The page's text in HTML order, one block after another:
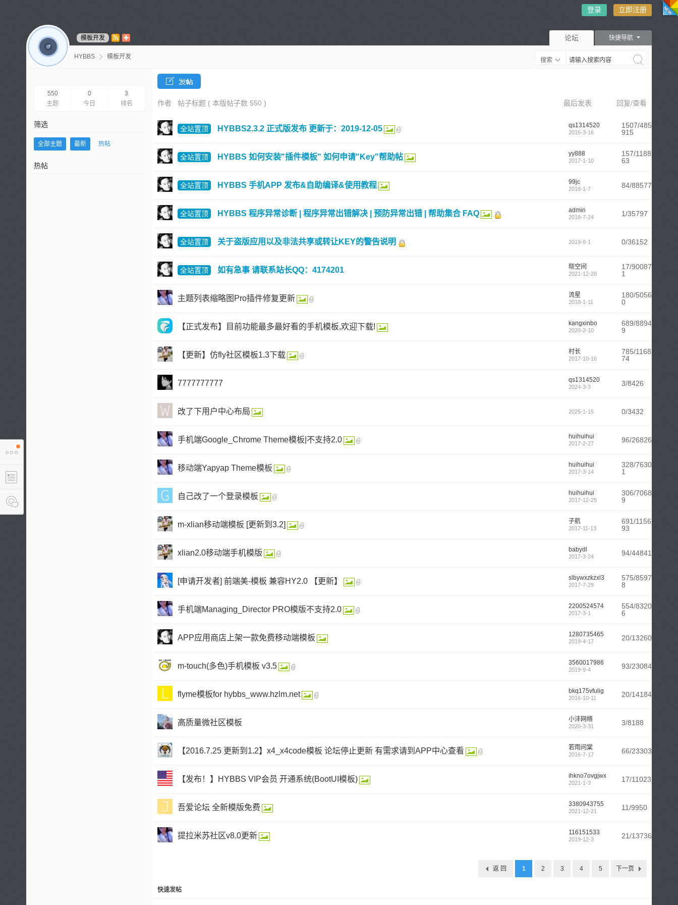
登录 立即注册
快捷导航
论坛
HYBBS 模板开发 搜索
模板开发
作者 帖子标题 ( 本版帖子数 550 ) 最后发表 回复/查看
全站置顶 HYBBS2.3.2 正式版发布 更新于：2019-12-05 qs1314520
2016-3-16
1507/485
915
全站置顶 HYBBS 如何安装"插件模板" 如何申请"Key"帮助帖 yy888
2017-1-10
157/1188
63
全站置顶 HYBBS 手机APP 发布&自助编译&使用教程 99jc
2018-1-7 84/88577
全站置顶 HYBBS 程序异常诊断 | 程序异常出错解决 | 预防异常出错 | 帮助集合 FAQ admin
2018-7-24 1/35797
全站置顶 关于盗版应用以及非法共享或转让KEY的警告说明 2019-8-1 0/36152
全站置顶 如有急事 请联系站长QQ：4174201 晓空间
2021-12-28
17/90087
1
主题列表缩略图Pro插件修复更新 流星
2018-1-11
180/5056
0
【正式发布】目前功能最多最好看的手机模板,欢迎下载! kangxinbo
2020-2-10
689/8894
9
【更新】仿fly社区模板1.3下载 村长
2017-10-16
785/1168
74
7777777777 qs1314520
2024-3-3 3/8426
改了下用户中心布局 2025-1-15 0/3432
手机端Google_Chrome Theme模板|不支持2.0 huihuihui
2017-2-27 96/26826
移动端Yapyap Theme模板 huihuihui
2017-3-14
328/7630
1
自己改了一个登录模板 huihuihui
2017-12-25
306/7068
9
m-xlian移动端模板 [更新到3.2] 子航
2017-11-13
691/1156
93
xlian2.0移动端手机模版 babydl
2017-3-24 94/44841
[申请开发者] 前端美-模板 兼容HY2.0 【更新】 slbywxzkzxl3
2017-7-29
575/8597
8
手机端Managing_Director PRO模版不支持2.0 2200524574
2017-3-1
554/8320
6
APP应用商店上架一款免费移动端模板 1280735465
2019-4-17 20/13260
m-touch(多色)手机模板 v3.5 3560017986
2019-9-4 93/23084
flyme模板for hybbs_www.hzlm.net bkq175vfulig
2016-10-11 20/14184
高质量微社区模板 小沣网络
2020-3-31 3/8188
【2016.7.25 更新到1.2】x4_x4code模板 论坛停止更新 有需求请到APP中心查看 若雨问棠
2016-7-17 66/23303
【发布！】HYBBS VIP会员 开通系统(BootUI模板) ihkno7ovgjwx
2021-1-3 17/11023
吾爱论坛 全新模版免费 3380943755
2021-12-21 11/9950
提拉米苏社区v8.0更新 116151533
2019-12-3 21/13736
1 2 3 4 5 下一页
返 回
快速发帖
550
主题
0
今日
3
排名
筛选
全部主题 最新 热帖
热帖